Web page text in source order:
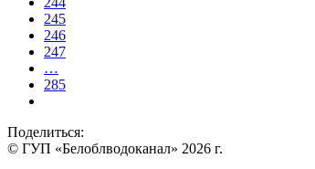
245
246
247
…
285
Поделиться:
© ГУП «Белоблводоканал» 2026 г.